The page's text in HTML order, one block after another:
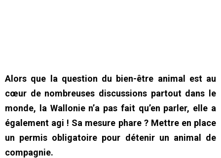
Alors que la question du bien-être animal est au
cœur de nombreuses discussions partout dans le
monde, la Wallonie n’a pas fait qu’en parler, elle a
également agi ! Sa mesure phare ? Mettre en place
un permis obligatoire pour détenir un animal de
compagnie.